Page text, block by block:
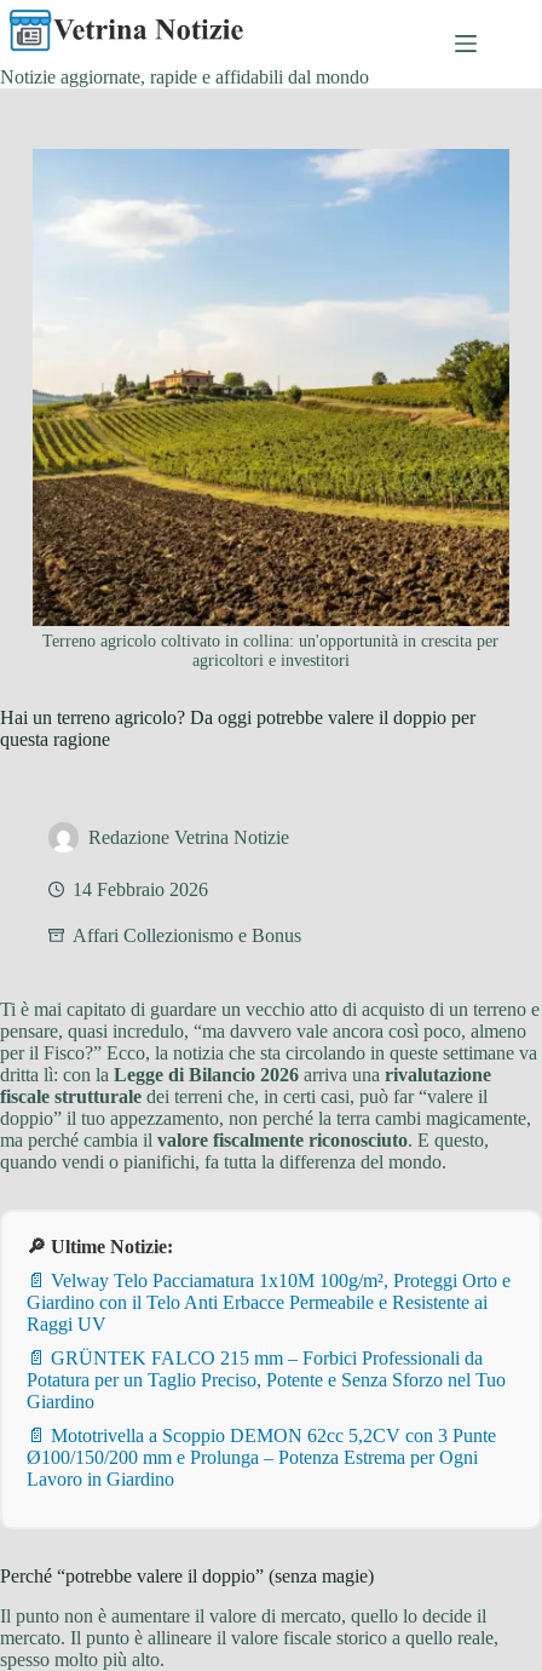
Salta
al
contenuto
Notizie aggiornate, rapide e affidabili dal mondo
Terreno agricolo coltivato in collina: un'opportunità in crescita per
agricoltori e investitori
Hai un terreno agricolo? Da oggi potrebbe valere il doppio per
questa ragione
Redazione Vetrina Notizie
14 Febbraio 2026
Affari Collezionismo e Bonus
Ti è mai capitato di guardare un vecchio atto di acquisto di un terreno e
pensare, quasi incredulo, “ma davvero vale ancora così poco, almeno
per il Fisco?” Ecco, la notizia che sta circolando in queste settimane va
dritta lì: con la Legge di Bilancio 2026 arriva una rivalutazione
fiscale strutturale dei terreni che, in certi casi, può far “valere il
doppio” il tuo appezzamento, non perché la terra cambi magicamente,
ma perché cambia il valore fiscalmente riconosciuto. E questo,
quando vendi o pianifichi, fa tutta la differenza del mondo.
🔎 Ultime Notizie:
📄 Velway Telo Pacciamatura 1x10M 100g/m², Proteggi Orto e
Giardino con il Telo Anti Erbacce Permeabile e Resistente ai
Raggi UV
📄 GRÜNTEK FALCO 215 mm – Forbici Professionali da
Potatura per un Taglio Preciso, Potente e Senza Sforzo nel Tuo
Giardino
📄 Mototrivella a Scoppio DEMON 62cc 5,2CV con 3 Punte
Ø100/150/200 mm e Prolunga – Potenza Estrema per Ogni
Lavoro in Giardino
Perché “potrebbe valere il doppio” (senza magie)
Il punto non è aumentare il valore di mercato, quello lo decide il
mercato. Il punto è allineare il valore fiscale storico a quello reale,
spesso molto più alto.